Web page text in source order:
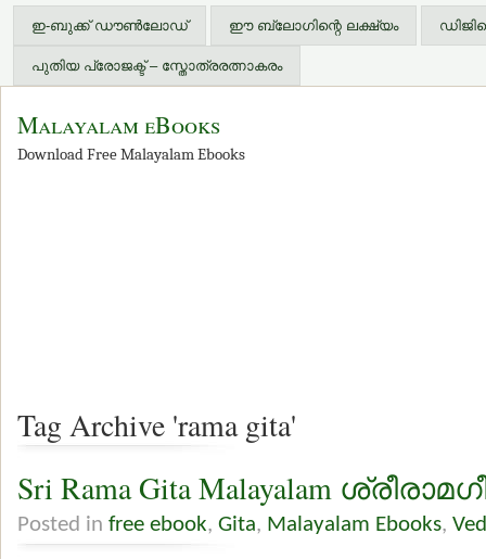
ഇ-ബുക്ക് ഡൗണ്‍ലോഡ് ഈ ബ്ലോഗിന്റെ ലക്ഷ്യം
പുതിയ പ്രോജക്ട് – സ്തോത്രരത്നാകരം
Malayalam eBooks
Download Free Malayalam Ebooks
Tag Archive 'rama gita'
Sri Rama Gita Malayalam
Posted in free ebook, Gita, Malayalam Ebooks,